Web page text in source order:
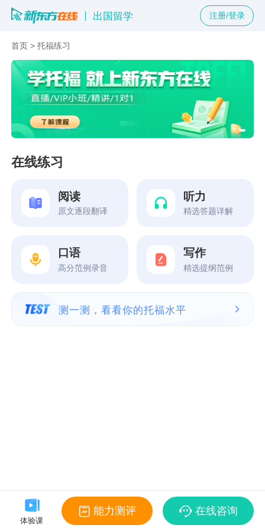
出国留学 注册/登录
首页 >托福练习
在线练习
阅读
原文逐段翻译
听力
精选答题详解
口语
高分范例录音
写作
精选提纲范例
测一测，看看你的托福水平
体验课
能力测评 在线咨询